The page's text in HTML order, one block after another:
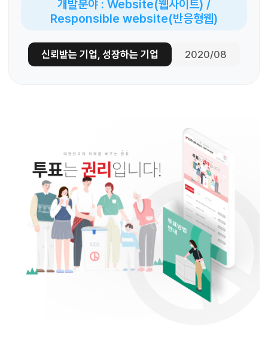
개발분야 : Website(웹사이트) /
Responsible website(반응형웹)
신뢰받는 기업, 성장하는 기업 2020/08